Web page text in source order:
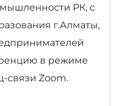
РК, с
г.Алматы,
в режиме
связи Zoom.